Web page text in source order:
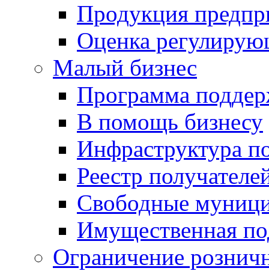
Продукция
Оценка
Малый бизнес
Программа
В помощь бизнесу
Инфраструктура
Реестр
Свободные
Имущественная
Ограничение